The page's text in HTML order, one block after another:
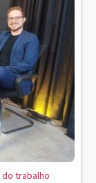
trabalho